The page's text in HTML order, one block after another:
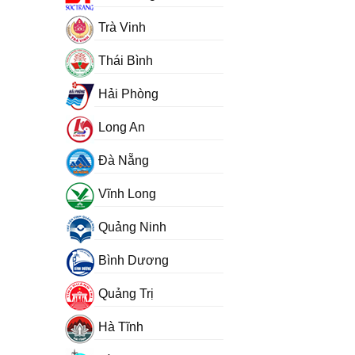
Trà Vinh
Thái Bình
Hải Phòng
Long An
Đà Nẵng
Vĩnh Long
Quảng Ninh
Bình Dương
Quảng Trị
Hà Tĩnh